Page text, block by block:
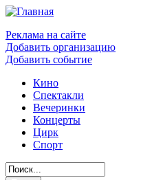
Реклама на сайте
Добавить организацию
Добавить событие
Кино
Спектакли
Вечеринки
Концерты
Цирк
Спорт